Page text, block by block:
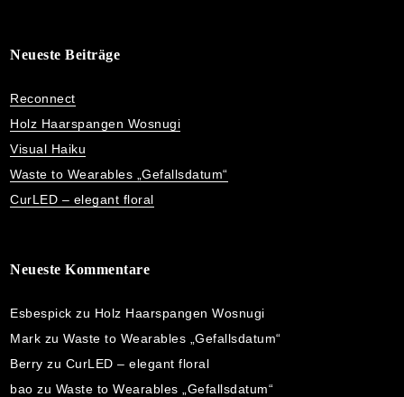
Neueste Beiträge
Reconnect
Holz Haarspangen Wosnugi
Visual Haiku
Waste to Wearables „Gefallsdatum“
CurLED – elegant floral
Neueste Kommentare
Esbespick zu Holz Haarspangen Wosnugi
Mark zuWaste to Wearables „Gefallsdatum“
Berry zu CurLED – elegant floral
bao zu Waste to Wearables „Gefallsdatum“